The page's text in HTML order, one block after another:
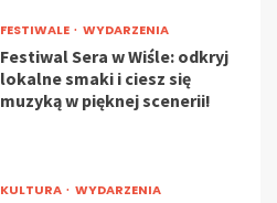
FESTIWALE WYDARZENIA
Festiwal Sera w Wiśle: odkryj
lokalne smaki i ciesz się
muzyką w pięknej scenerii!
KULTURA WYDARZENIA